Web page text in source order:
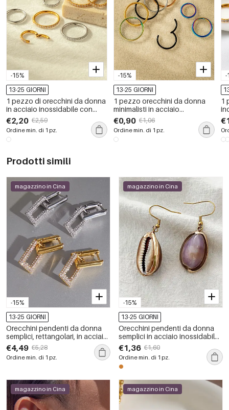
-15%
13-25 GIORNI
1 pezzo di orecchini da donna
in acciaio inossidabile con
zirconi color oro impermeabili
€2,20 €2,59
Ordine min. di 1 pz.
-15%
13-25 GIORNI
1 pezzo orecchini da donna
minimalisti in acciaio
inossidabile color oro
impermeabili
€0,90 €1,06
Ordine min. di 1 pz.
-
1
Prodotti simili
-15%
magazzino in Cina
13-25 GIORNI
Orecchini pendenti da donna
semplici, rettangolari, in acciaio
inossidabile impermeabile color
oro con strass.
€4,49 €5,28
Ordine min. di 1 pz.
-15%
magazzino in Cina
13-25 GIORNI
Orecchini pendenti da donna
semplici in acciaio inossidabile
color oro, impermeabili.
€1,36 €1,60
Ordine min. di 1 pz.
magazzino in Cina magazzino in Cina